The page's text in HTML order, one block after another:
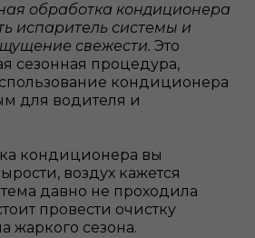
обработка кондиционера
испаритель системы и
свежести. Это
сезонная процедура,
кондиционера
для водителя и
кондиционера вы
воздух кажется
давно не проходила
провести очистку
жаркого сезона.